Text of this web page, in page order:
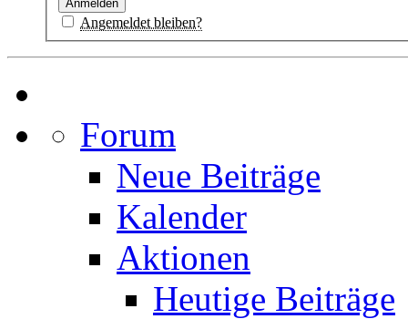
Angemeldet bleiben?
Forum
Neue Beiträge
Kalender
Aktionen
Heutige Beiträge